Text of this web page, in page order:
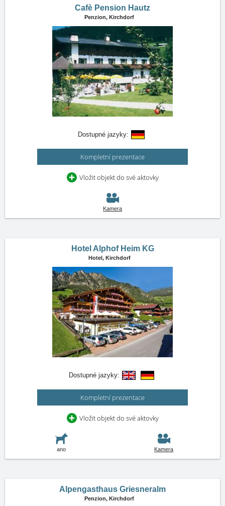
Cafè Pension Hautz
Penzion, Kirchdorf
Dostupné jazyky:
Kompletní prezentace
Vložit objekt do své aktovky
Kamera
Hotel Alphof Heim KG
Hotel, Kirchdorf
Dostupné jazyky:
Kompletní prezentace
Vložit objekt do své aktovky
ano Kamera
Alpengasthaus Griesneralm
Penzion, Kirchdorf